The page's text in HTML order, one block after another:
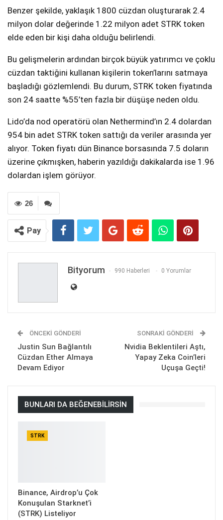
Benzer şekilde, yaklaşık 1800 cüzdan oluşturarak 2.4
milyon dolar değerinde 1.22 milyon adet STRK token
elde eden bir kişi daha olduğu belirlendi.
Bu gelişmelerin ardından birçok büyük yatırımcı ve çoklu
cüzdan taktiğini kullanan kişilerin token’larını satmaya
başladığı gözlemlendi. Bu durum, STRK token fiyatında
son 24 saatte %55’ten fazla bir düşüşe neden oldu.
Lido’da nod operatörü olan Nethermind’ın 2.4 dolardan
954 bin adet STRK token sattığı da veriler arasında yer
alıyor. Token fiyatı dün Binance borsasında 7.5 doların
üzerine çıkmışken, haberin yazıldığı dakikalarda ise 1.96
dolardan işlem görüyor.
26
Pay
Bityorum 990 Haberleri 0 Yorumlar
ÖNCEKI GÖNDERI
Justin Sun Bağlantılı
Cüzdan Ether Almaya
Devam Ediyor
SONRAKI GÖNDERI
Nvidia Beklentileri Aştı,
Yapay Zeka Coin’leri
Uçuşa Geçti!
BUNLARI DA BEĞENEBILIRSIN
STRK
Binance, Airdrop’u Çok
Konuşulan Starknet’i
(STRK) Listeliyor